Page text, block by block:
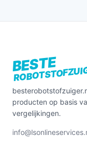
BESTE
producten op basis
vergelijkingen.